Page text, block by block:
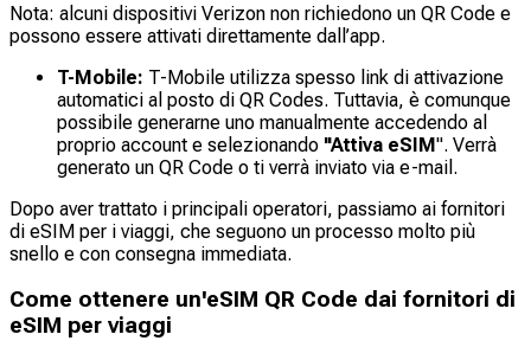
Nota: alcuni dispositivi Verizon non richiedono un QR Code e
possono essere attivati direttamente dall’app.
T-Mobile: T-Mobile utilizza spesso link di attivazione
automatici al posto di QR Codes. Tuttavia, è comunque
possibile generarne uno manualmente accedendo al
proprio account e selezionando "Attiva eSIM". Verrà
generato un QR Code o ti verrà inviato via e-mail.
Dopo aver trattato i principali operatori, passiamo ai fornitori
di eSIM per i viaggi, che seguono un processo molto più
snello e con consegna immediata.
Come ottenere un'eSIM QR Code dai fornitori di
eSIM per viaggi